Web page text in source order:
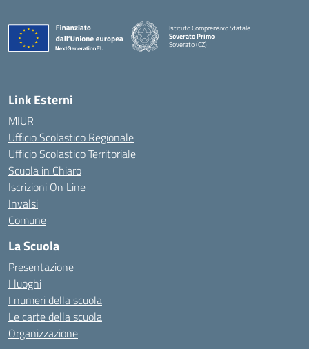
Istituto Comprensivo Statale
Soverato Primo
Soverato (CZ)
Link Esterni
MIUR
Ufficio Scolastico Regionale
Ufficio Scolastico Territoriale
Scuola in Chiaro
Iscrizioni On Line
Invalsi
Comune
La Scuola
Presentazione
I luoghi
I numeri della scuola
Le carte della scuola
Organizzazione